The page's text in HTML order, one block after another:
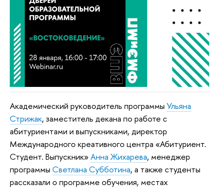
Академический руководитель программы Ульяна
Стрижак, заместитель декана по работе с
абитуриентами и выпускниками, директор
Международного креативного центра «Абитуриент.
Студент. Выпускник»Анна Жихарева, менеджер
программы Светлана Субботина, а также студенты
рассказали о программе обучения, местах